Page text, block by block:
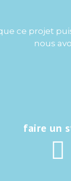
ce projet
nous
faire un